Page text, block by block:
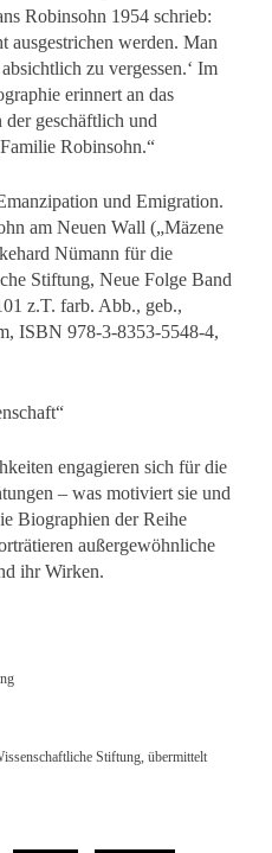
Robinsohn 1954 schrieb:
ausgestrichen werden. Man
zu vergessen.‘ Im
erinnert an das
geschäftlich und
Robinsohn.“
und Emigration.
am Neuen Wall („Mäzene
Nümann für die
Stiftung, Neue Folge Band
z.T. farb. Abb., geb.,
ISBN 978-3-8353-5548-4,
engagieren sich für die
– was motiviert sie und
Biographien der Reihe
außergewöhnliche
ihr Wirken.
Stiftung, übermittelt